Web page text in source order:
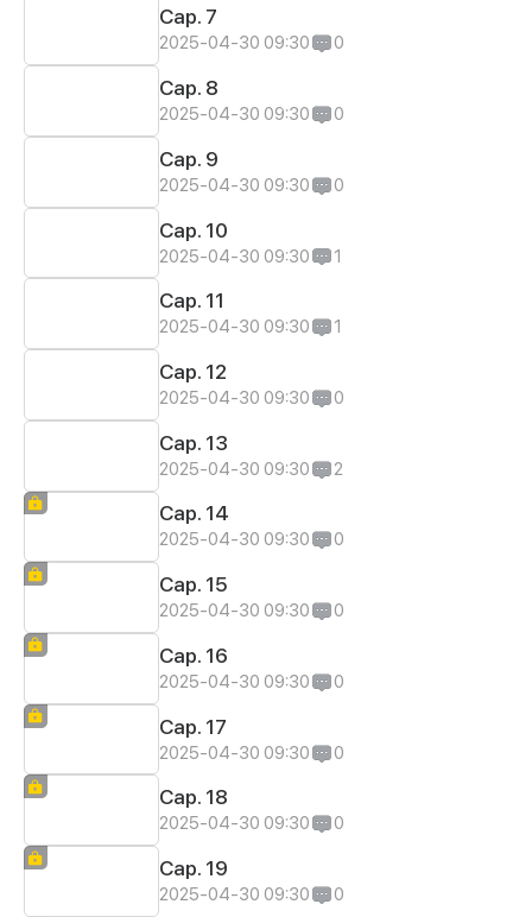
Cap. 7
2025-04-30 09:30 0
Cap. 8
2025-04-30 09:30 0
Cap. 9
2025-04-30 09:30 0
Cap. 10
2025-04-30 09:30 1
Cap. 11
2025-04-30 09:30 1
Cap. 12
2025-04-30 09:30 0
Cap. 13
2025-04-30 09:30 2
Cap. 14
2025-04-30 09:30 0
Cap. 15
2025-04-30 09:30 0
Cap. 16
2025-04-30 09:30 0
Cap. 17
2025-04-30 09:30 0
Cap. 18
2025-04-30 09:30 0
Cap. 19
2025-04-30 09:30 0